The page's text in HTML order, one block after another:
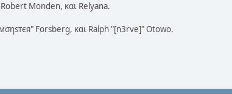
Monden, και Relyana.
Forsberg, και Ralph "[n3rve]" Otowo.